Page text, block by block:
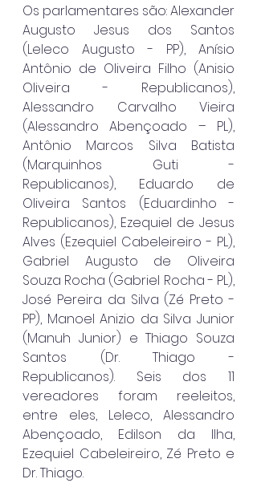
Os parlamentares são: Alexander
Augusto Jesus dos Santos
(Leleco Augusto - PP), Anísio
Antônio de Oliveira Filho (Anisio
Oliveira - Republicanos),
Alessandro Carvalho Vieira
(Alessandro Abençoado – PL),
Antônio Marcos Silva Batista
(Marquinhos Guti -
Republicanos), Eduardo de
Oliveira Santos (Eduardinho -
Republicanos), Ezequiel de Jesus
Alves (Ezequiel Cabeleireiro - PL),
Gabriel Augusto de Oliveira
Souza Rocha (Gabriel Rocha - PL),
José Pereira da Silva (Zé Preto -
PP), Manoel Anizio da Silva Junior
(Manuh Junior) e Thiago Souza
Santos (Dr. Thiago -
Republicanos). Seis dos 11
vereadores foram reeleitos,
entre eles, Leleco, Alessandro
Abençoado, Edilson da Ilha,
Ezequiel Cabeleireiro, Zé Preto e
Dr. Thiago.